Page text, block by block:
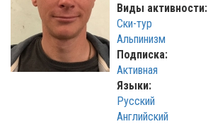
Виды активности:
Ски-тур
Альпинизм
Подписка:
Активная
Языки:
Русский
Английский